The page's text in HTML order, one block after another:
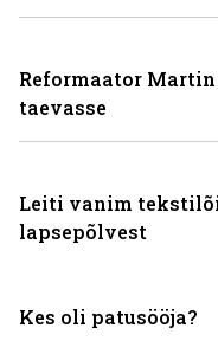
Kes oli patusööja?
Reformaator
taevasse
Leiti vanim
lapsepõlvest